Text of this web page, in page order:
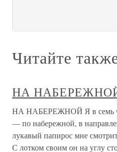
Читайте
НА
НА НАБЕРЕЖНОЙ Я в семь
— по набережной, в
лукавый папирос мне
С лотком своим он на углу